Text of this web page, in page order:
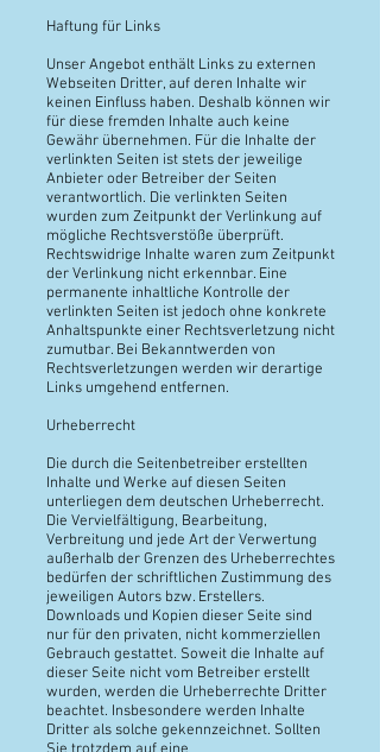
Haftung für Links
Unser Angebot enthält Links zu externen
Webseiten Dritter, auf deren Inhalte wir
keinen Einfluss haben. Deshalb können wir
für diese fremden Inhalte auch keine
Gewähr übernehmen. Für die Inhalte der
verlinkten Seiten ist stets der jeweilige
Anbieter oder Betreiber der Seiten
verantwortlich. Die verlinkten Seiten
wurden zum Zeitpunkt der Verlinkung auf
mögliche Rechtsverstöße überprüft.
Rechtswidrige Inhalte waren zum Zeitpunkt
der Verlinkung nicht erkennbar. Eine
permanente inhaltliche Kontrolle der
verlinkten Seiten ist jedoch ohne konkrete
Anhaltspunkte einer Rechtsverletzung nicht
zumutbar. Bei Bekanntwerden von
Rechtsverletzungen werden wir derartige
Links umgehend entfernen.
Urheberrecht
Die durch die Seitenbetreiber erstellten
Inhalte und Werke auf diesen Seiten
unterliegen dem deutschen Urheberrecht.
Die Vervielfältigung, Bearbeitung,
Verbreitung und jede Art der Verwertung
außerhalb der Grenzen des Urheberrechtes
bedürfen der schriftlichen Zustimmung des
jeweiligen Autors bzw. Erstellers.
Downloads und Kopien dieser Seite sind
nur für den privaten, nicht kommerziellen
Gebrauch gestattet. Soweit die Inhalte auf
dieser Seite nicht vom Betreiber erstellt
wurden, werden die Urheberrechte Dritter
beachtet. Insbesondere werden Inhalte
Dritter als solche gekennzeichnet. Sollten